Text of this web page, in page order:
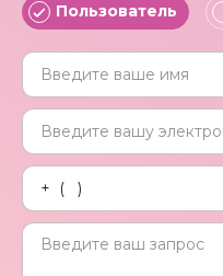
Пользователь